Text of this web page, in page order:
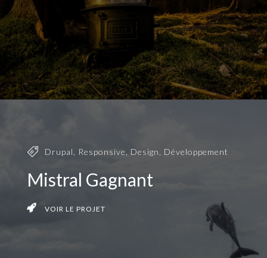
Drupal Responsive, Design Développement
Mistral Gagnant
VOIR LE PROJET